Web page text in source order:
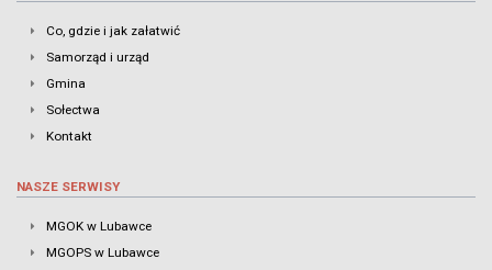
Co, gdzie i jak załatwić
Samorząd i urząd
Gmina
Sołectwa
Kontakt
NASZE SERWISY
MGOK w Lubawce
MGOPS w Lubawce